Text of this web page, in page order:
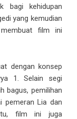
bagi kehidupan
yang kemudian
film ini
dengan konsep
1. Selain segi
bagus, pemilihan
pemeran Lia dan
film ini juga